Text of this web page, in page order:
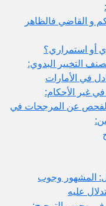
فالظاهر
البدوي:
الأحكام:
عن المرجحات في
وجوب